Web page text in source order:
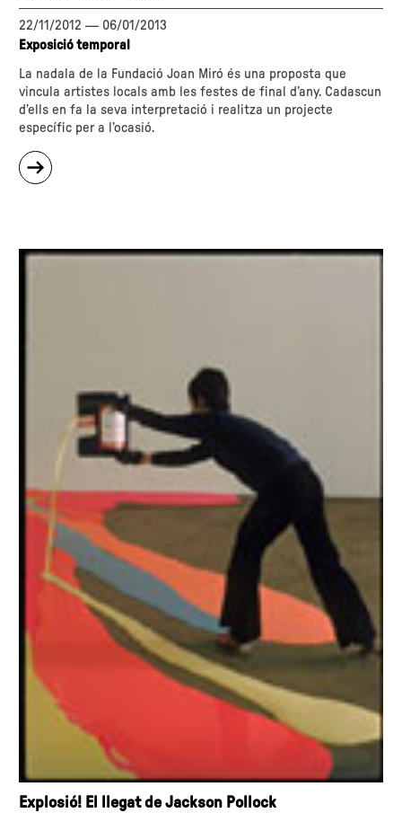
22/11/2012 — 06/01/2013
Exposició temporal
La nadala de la Fundació Joan Miró és una proposta que
vincula artistes locals amb les festes de final d’any. Cadascun
d’ells en fa la seva interpretació i realitza un projecte
específic per a l’ocasió.
Explosió! El llegat de Jackson Pollock